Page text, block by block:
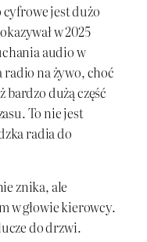
jest dużo
w 2025
audio w
na żywo, choć
dużą część
To nie jest
radia do
znika, ale
w głowie kierowcy.
do drzwi.